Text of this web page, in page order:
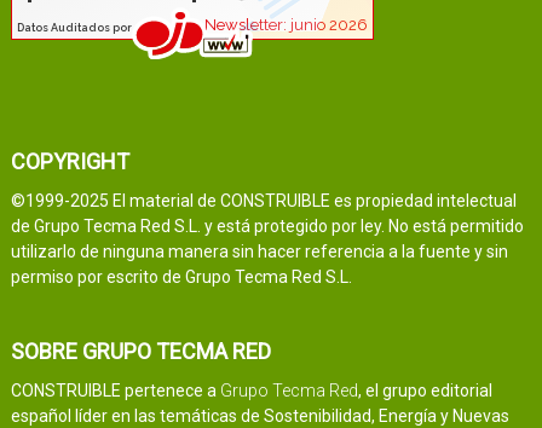
COPYRIGHT
©1999-2025 El material de CONSTRUIBLE es propiedad intelectual
de Grupo Tecma Red S.L. y está protegido por ley. No está permitido
utilizarlo de ninguna manera sin hacer referencia a la fuente y sin
permiso por escrito de Grupo Tecma Red S.L.
SOBRE GRUPO TECMA RED
CONSTRUIBLE pertenece a Grupo Tecma Red, el grupo editorial
español líder en las temáticas de Sostenibilidad, Energía y Nuevas